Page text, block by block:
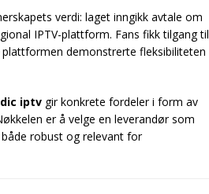
verdi: laget inngikk avtale om
IPTV-plattform. Fans fikk tilgang til
demonstrerte fleksibiliteten
iptv gir konkrete fordeler i form av
er å velge en leverandør som
robust og relevant for